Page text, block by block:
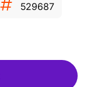
529687